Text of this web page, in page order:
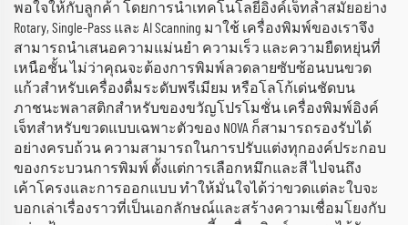
พอใจให้กับลูกค้า โดยการนำเทคโนโลยีอิงค์เจ็ทล้ำสมัยอย่าง
Rotary, Single-Pass และ AI Scanning มาใช้ เครื่องพิมพ์ของเราจึง
สามารถนำเสนอความแม่นยำ ความเร็ว และความยืดหยุ่นที่
เหนือชั้น ไม่ว่าคุณจะต้องการพิมพ์ลวดลายซับซ้อนบนขวด
แก้วสำหรับเครื่องดื่มระดับพรีเมียม หรือโลโก้เด่นชัดบน
ภาชนะพลาสติกสำหรับของขวัญโปรโมชั่น เครื่องพิมพ์อิงค์
เจ็ทสำหรับขวดแบบเฉพาะตัวของ NOVA ก็สามารถรองรับได้
อย่างครบถ้วน ความสามารถในการปรับแต่งทุกองค์ประกอบ
ของกระบวนการพิมพ์ ตั้งแต่การเลือกหมึกและสี ไปจนถึง
เค้าโครงและการออกแบบ ทำให้มั่นใจได้ว่าขวดแต่ละใบจะ
บอกเล่าเรื่องราวที่เป็นเอกลักษณ์และสร้างความเชื่อมโยงกับ